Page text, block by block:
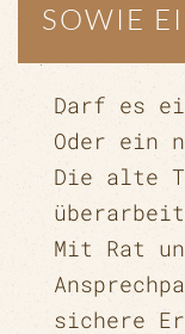
SOWIE
Darf es
Oder ein
Die alte
Mit Rat
sichere